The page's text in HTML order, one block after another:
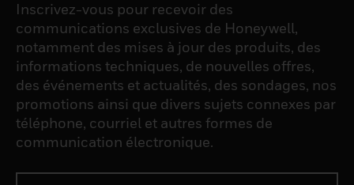
Inscrivez-vous pour recevoir des
communications exclusives de Honeywell,
notamment des mises à jour des produits, des
informations techniques, de nouvelles offres,
des événements et actualités, des sondages, nos
promotions ainsi que divers sujets connexes par
téléphone, courriel et autres formes de
communication électronique.